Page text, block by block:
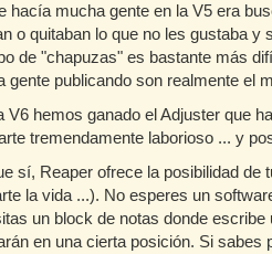
hacía mucha gente en la V5 era
o quitaban lo que no les gustaba
de "chapuzas" es bastante más
gente publicando son realmente el
V6 hemos ganado el Adjuster que
tremendamente laborioso ... y
sí, Reaper ofrece la posibilidad
la vida ...). No esperes un
un block de notas donde
en una cierta posición. Si